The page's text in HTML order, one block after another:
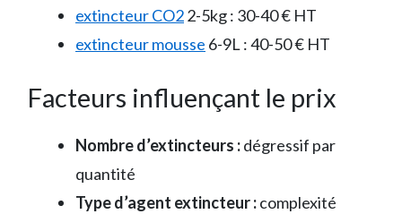
extincteur CO22-5kg : 30-40 € HT
extincteur mousse 6-9L : 40-50 € HT
Facteurs influençant le prix
Nombre d’extincteurs :dégressif par
quantité
Type d’agent extincteur :complexité